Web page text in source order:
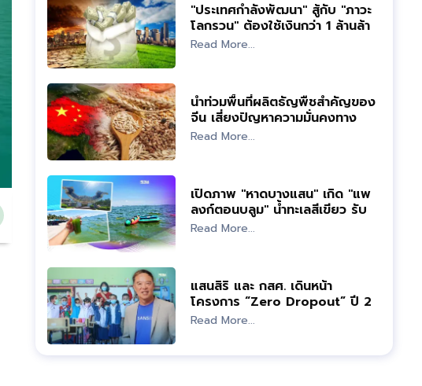
"ประเทศกำลังพัฒนา" สู้กับ "ภาวะ
โลกรวน" ต้องใช้เงินกว่า 1 ล้านล้าน
ดอลลาร์
Read More...
น้ำท่วมพื้นที่ผลิตธัญพืชสำคัญของ
จีน เสี่ยงปัญหาความมั่นคงทาง
อาหาร
Read More...
เปิดภาพ "หาดบางแสน" เกิด "แพ
ลงก์ตอนบลูม" น้ำทะเลสีเขียว รับ
หยุดยาววันแม่
Read More...
แสนสิริ และ กสศ. เดินหน้า
โครงการ “Zero Dropout” ปี 2
Read More...